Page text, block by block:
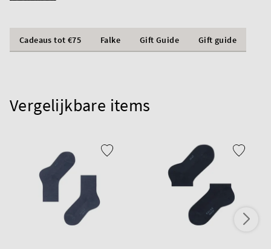
Cadeaus tot €75 Falke Gift Guide Gift guide
Vergelijkbare items